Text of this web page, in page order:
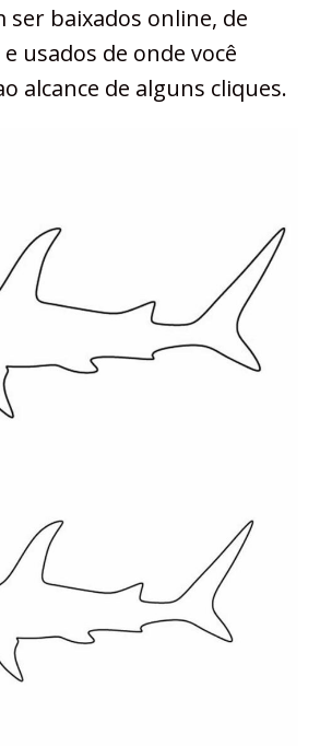
ser baixados online, de
usados de onde você
alcance de alguns cliques.